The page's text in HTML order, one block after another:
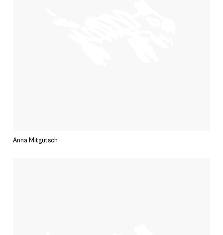
Anna Mitgutsch